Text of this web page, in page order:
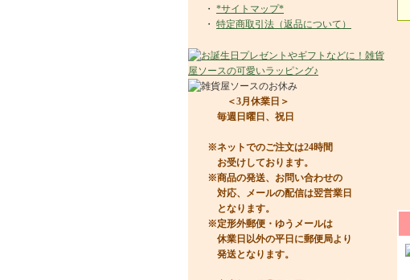
・ *サイトマップ*
・ 特定商取引法（返品について）
＜3月休業日＞
毎週日曜日、祝日
※ネットでのご注文は24時間
お受けしております。
※商品の発送、お問い合わせの
対応、メールの配信は翌営業日
となります。
※定形外郵便・ゆうメールは
休業日以外の平日に郵便局より
発送となります。